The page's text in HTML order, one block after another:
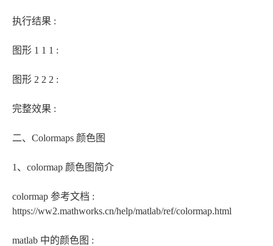
执行结果 :
图形 1 1 1 :
图形 2 2 2 :
完整效果 :
二、Colormaps 颜色图
1、colormap 颜色图简介
colormap 参考文档 :
https://ww2.mathworks.cn/help/matlab/ref/colormap.html
matlab 中的颜色图 :